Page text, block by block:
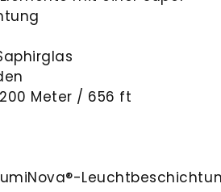
Meter / 656 ft